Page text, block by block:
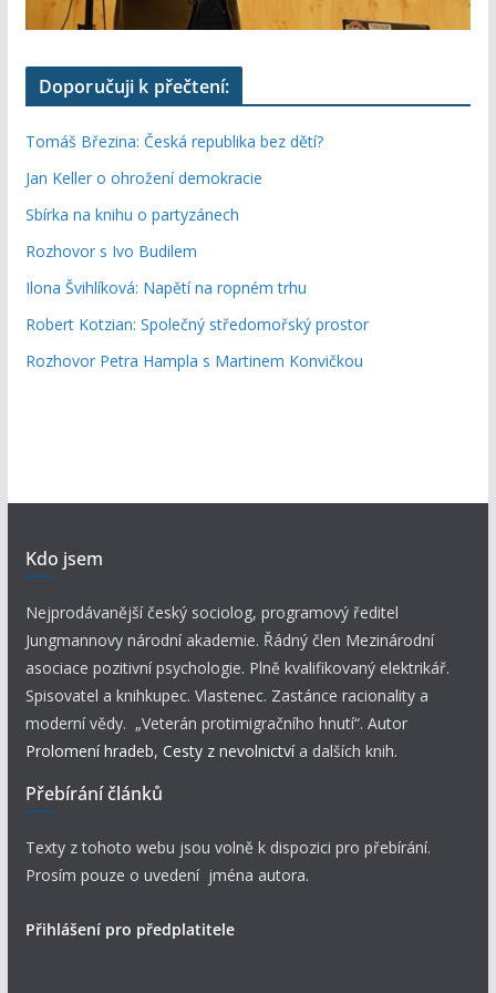
Doporučuji k přečtení:
Tomáš Březina: Česká republika bez dětí?
Jan Keller o ohrožení demokracie
Sbírka na knihu o partyzánech
Rozhovor s Ivo Budilem
Ilona Švihlíková: Napětí na ropném trhu
Robert Kotzian: Společný středomořský prostor
Rozhovor Petra Hampla s Martinem Konvičkou
Kdo jsem
Nejprodávanější český sociolog, programový ředitel
Jungmannovy národní akademie. Řádný člen Mezinárodní
asociace pozitivní psychologie. Plně kvalifikovaný elektrikář.
Spisovatel a knihkupec. Vlastenec. Zastánce racionality a
moderní vědy. „Veterán protimigračního hnutí“. Autor
Prolomení hradeb, Cesty z nevolnictví a dalších knih.
Přebírání článků
Texty z tohoto webu jsou volně k dispozici pro přebírání.
Prosím pouze o uvedení jména autora.
Přihlášení pro předplatitele